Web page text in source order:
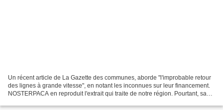
Un récent article de La Gazette des communes, aborde "l'improbable retour
des lignes à grande vitesse", en notant les inconnues sur leur financement.
NOSTERPACA en reproduit l'extrait qui traite de notre région. Pourtant, sans